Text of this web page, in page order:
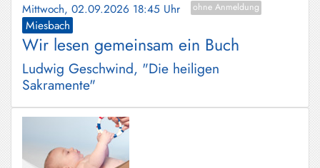
Mittwoch, 02.09.2026 18:45 Uhr ohne Anmeldung
Miesbach
Wir lesen gemeinsam ein Buch
Ludwig Geschwind, "Die heiligen
Sakramente"